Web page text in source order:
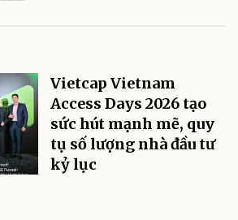
Vietcap Vietnam
Access Days 2026 tạo
sức hút mạnh mẽ, quy
tụ số lượng nhà đầu tư
kỷ lục